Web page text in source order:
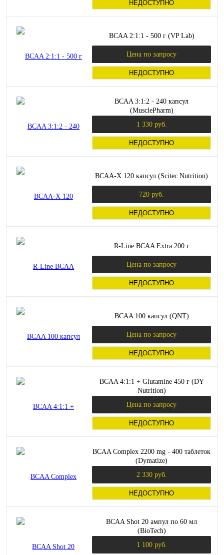
НЕДОСТУПНО
BCAA 2:1:1 - 500 г (VP Lab)
Цена по запросу
НЕДОСТУПНО
BCAA 3:1:2 - 240 капсул
(MusclePharm)
1 330 руб.
НЕДОСТУПНО
BCAA-X 120 капсул (Scitec Nutrition)
720 руб.
НЕДОСТУПНО
R-Line BCAA Extra 200 г
Цена по запросу
НЕДОСТУПНО
BCAA 100 капсул (QNT)
Цена по запросу
НЕДОСТУПНО
BCAA 4:1:1 + Glutamine 450 г (DY
Nutrition)
Цена по запросу
НЕДОСТУПНО
BCAA Complex 2200 mg - 400 таблеток
(Dymatize)
2 330 руб.
НЕДОСТУПНО
BCAA Shot 20 ампул по 60 мл
(BioTech)
1 100 руб.